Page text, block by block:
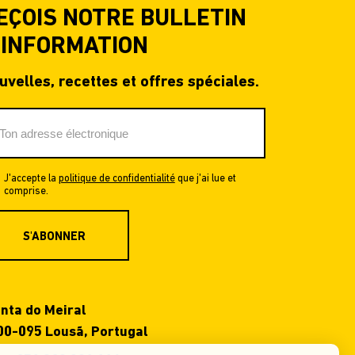
NOTRE BULLETIN
recettes et offres spéciales.
J'accepte la politique de confidentialitéque j'ai lue et
comprise.
S'ABONNER
do Meiral
095 Lousã, Portugal